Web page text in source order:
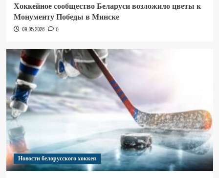
Хоккейное сообщество Беларуси возложило цветы к
Монументу Победы в Минске
09.05.2026 0
Новости белорусского хоккея